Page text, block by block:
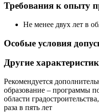
Требования к опыту
Не менее двух лет в
Особые условия
Другие
Рекомендуется
образование – программы
области
раза в пять лет